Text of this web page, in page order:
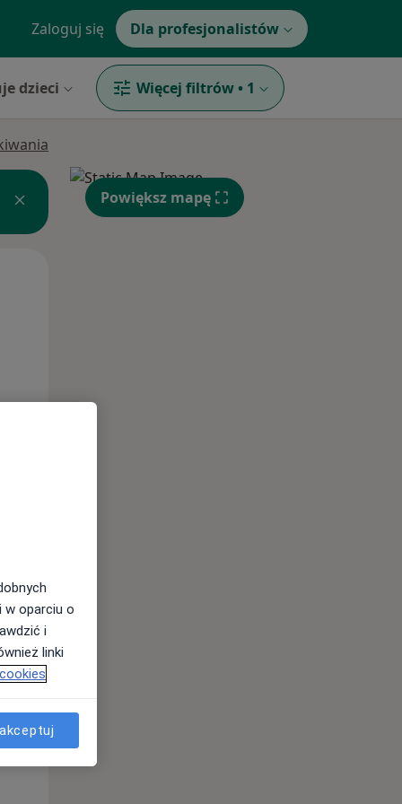
Zaloguj się Dla profesjonalistów
dzieci Więcej filtrów • 1
Śr,
12 Sie
Powiększ mapę
w oparciu o
i
linki